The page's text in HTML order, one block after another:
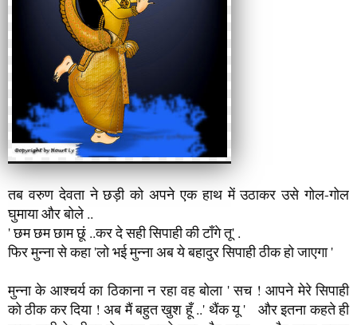
तब वरुण देवता ने छड़ी को अपने एक हाथ में उठाकर उसे गोल-गोल
घुमाया और बोले ..
' छम छम छाम छूं ..कर दे सही सिपाही की टाँगे तू' .
फिर मुन्ना से कहा 'लो भई मुन्ना अब ये बहादुर सिपाही ठीक हो जाएगा '
मुन्ना के आश्चर्य का ठिकाना न रहा वह बोला ' सच ! आपने मेरे सिपाही
को ठीक कर दिया ! अब मैं बहुत खुश हूँ ..' थैंक यू ' और इतना कहते ही
मुन्ना पानी के भीतर से ऊपर उठने लगा और ऊपर… और ऊपर उठता
गया ... .. अब मुन्ना खुश हो कर तालियाँ बजाने लगा।
' हे ... हे .... वाह वह ..'.... बोल रहा मुन्ना नींद में भी हँसने लगा और
उछलने लगा और ऐसा करते हुए मुन्ना अपने बिस्तर से धड़ाम से नीचे गिर
पडा !
उस के पलंग के साथ लगी नरम कालीन पर गिरने से उसे चोट नहीं
आयी। होश संभाल कर मुन्ना जमीन से उठा और सबसे पहले उसकी